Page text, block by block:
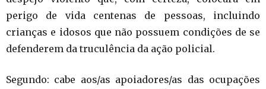
perigo de vida centenas de pessoas, incluindo
crianças e idosos que não possuem condições de se
defenderem da truculência da ação policial.
Segundo: cabe aos/as apoiadores/as das ocupações